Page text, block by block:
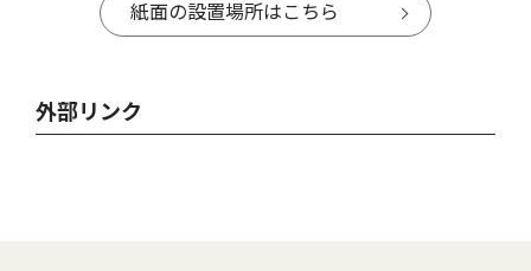
紙面の設置場所はこちら
外部リンク